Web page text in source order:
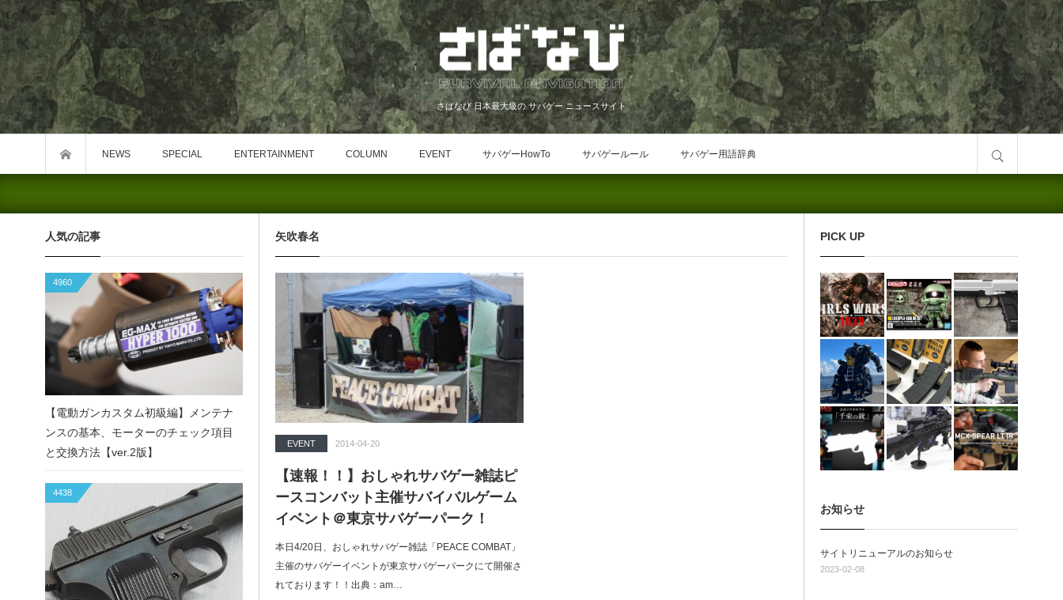
さばなび 日本最大級の サバゲー ニュースサイト
NEWS SPECIAL ENTERTAINMENT COLUMN EVENT サバゲーHowTo サバゲールール サバゲー用語辞典
矢吹春名
EVENT 2014-04-20
【速報！！】おしゃれサバゲー雑誌ピ
ースコンバット主催サバイバルゲーム
イベント＠東京サバゲーパーク！
本日4/20日、おしゃれサバゲー雑誌「PEACE COMBAT」
主催のサバゲーイベントが東京サバゲーパークにて開催さ
れております！！出典：am…
人気の記事
4960
【電動ガンカスタム初級編】メンテナ
ンスの基本、モーターのチェック項目
と交換方法【ver.2版】
4438
PICK UP
お知らせ
サイトリニューアルのお知らせ
2023-02-08